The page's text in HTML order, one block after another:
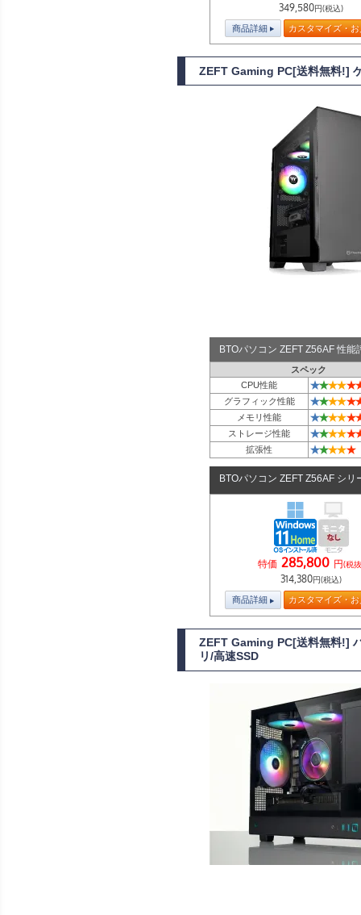
349,580円(税込)
商品詳細 カスタマイズ・
ZEFT Gaming PC[送料無料!]
BTOパソコン ZEFT Z56AF 性能
スペック
CPU性能
★★★★★
グラフィック性能 ★★★★★
メモリ性能 ★★★★★
ストレージ性能 ★★★★★
拡張性 ★★★★★
BTOパソコン ZEFT Z56AF シリ
特価 285,800 円(税
314,380円(税込)
商品詳細 カスタマイズ・
ZEFT Gaming PC[送料無料!]
リ/高速SSD